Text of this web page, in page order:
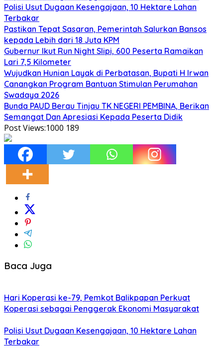
Polisi Usut Dugaan Kesengajaan, 10 Hektare Lahan
Terbakar
Pastikan Tepat Sasaran, Pemerintah Salurkan Bansos
kepada Lebih dari 18 Juta KPM
Gubernur Ikut Run Night Slipi, 600 Peserta Ramaikan
Lari 7,5 Kilometer
Wujudkan Hunian Layak di Perbatasan, Bupati H Irwan
Canangkan Program Bantuan Stimulan Perumahan
Swadaya 2026
Bunda PAUD Berau Tinjau TK NEGERI PEMBINA, Berikan
Semangat Dan Apresiasi Kepada Peserta Didik
Post Views:1000 189
Baca Juga
Hari Koperasi ke-79, Pemkot Balikpapan Perkuat
Koperasi sebagai Penggerak Ekonomi Masyarakat
Polisi Usut Dugaan Kesengajaan, 10 Hektare Lahan
Terbakar